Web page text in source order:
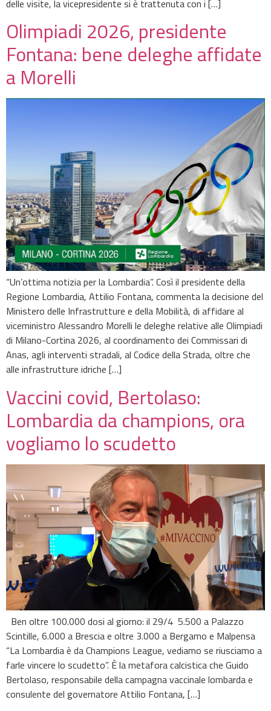
delle visite, la vicepresidente si è trattenuta con i […]
Olimpiadi 2026, presidente
Fontana: bene deleghe affidate
a Morelli
“Un’ottima notizia per la Lombardia”. Così il presidente della
Regione Lombardia, Attilio Fontana, commenta la decisione del
Ministero delle Infrastrutture e della Mobilità, di affidare al
viceministro Alessandro Morelli le deleghe relative alle Olimpiadi
di Milano-Cortina 2026, al coordinamento dei Commissari di
Anas, agli interventi stradali, al Codice della Strada, oltre che
alle infrastrutture idriche […]
Vaccini covid, Bertolaso:
Lombardia da champions, ora
vogliamo lo scudetto
Ben oltre 100.000 dosi al giorno: il 29/4 5.500 a Palazzo
Scintille, 6.000 a Brescia e oltre 3.000 a Bergamo e Malpensa
“La Lombardia è da Champions League, vediamo se riusciamo a
farle vincere lo scudetto”. È la metafora calcistica che Guido
Bertolaso, responsabile della campagna vaccinale lombarda e
consulente del governatore Attilio Fontana, […]